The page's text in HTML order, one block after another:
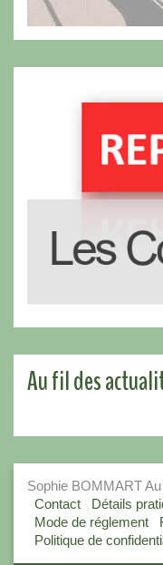
Au fil des
Sophie BOMMART
Contact
Détails
Mode de réglement
Politique de